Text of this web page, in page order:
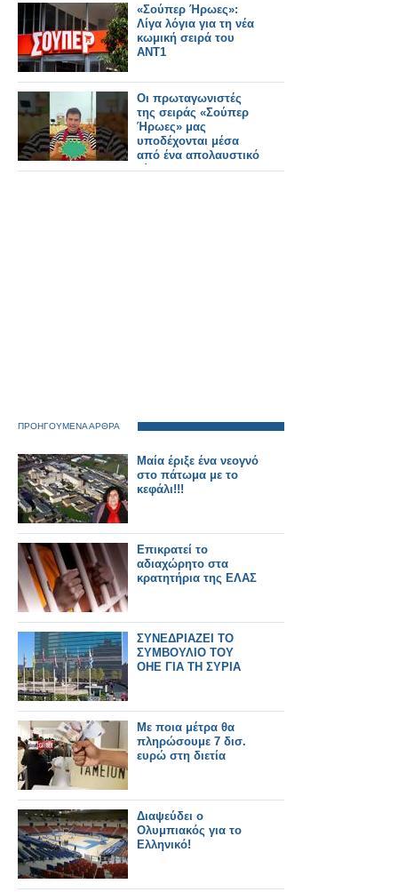
«Σούπερ Ήρωες»:
Λίγα λόγια για τη νέα
κωμική σειρά του
ΑΝΤ1
Οι πρωταγωνιστές
της σειράς «Σούπερ
Ήρωες» μας
υποδέχονται μέσα
από ένα απολαυστικό
βίντεο...
ΠΡΟΗΓΟΥΜΕΝΑ ΑΡΘΡΑ
Μαία έριξε ένα νεογνό
στο πάτωμα με το
κεφάλι!!!
Επικρατεί το
αδιαχώρητο στα
κρατητήρια της ΕΛΑΣ
ΣΥΝΕΔΡΙΑΖΕΙ ΤΟ
ΣΥΜΒΟΥΛΙΟ ΤΟΥ
ΟΗΕ ΓΙΑ ΤΗ ΣΥΡΙΑ
Με ποια μέτρα θα
πληρώσουμε 7 δισ.
ευρώ στη διετία
Διαψεύδει ο
Ολυμπιακός για το
Ελληνικό!